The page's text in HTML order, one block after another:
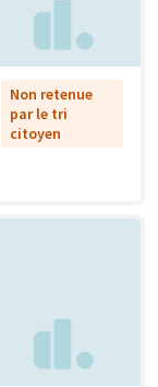
Non retenue
par le tri
citoyen